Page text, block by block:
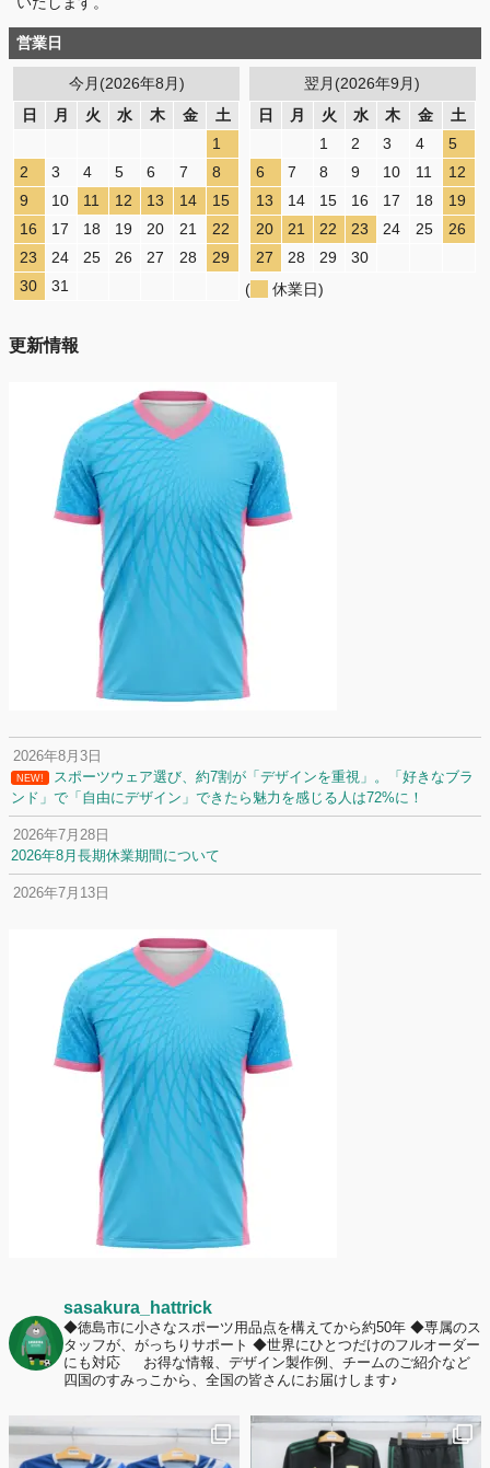
営業日
今月(2026年8月)
日
月 火 水 木 金
土
1
2
3 4 5 6 7
8
9
10 11 12 13 14
15
16
17 18 19 20 21
22
23
24 25 26 27 28
29
30
31
翌月(2026年9月)
日
月 火 水 木 金
土
1
2 3 4
5
6
7 8 9 10 11
12
13
14 15 16 17 18
19
20
21 22 23 24 25
26
27
28 29
30
(
休業日)
更新情報
2026年8月3日
NEW!
スポーツウェア選び、約7割が「デザインを重視」。「好きなブラ
ンド」で「自由にデザイン」できたら魅力を感じる人は72%に！
2026年7月28日
2026年8月長期休業期間について
2026年7月13日
名前入りユニフォームで子どもの自信が「プラスになった」と感じた保
護者は約67%！「やや高いと感じたが納得して購入した」と価値を実感
する声も32.7%に！
2026年6月15日
応援ユニフォーム、約53％が「会場に一体感があってよい」と回答。チ
ームへの愛情が伝わる応援スタイルとは？
sasakura_hattrick
◆徳島市に小さなスポーツ用品点を構えてから約50年 ◆専属のス
タッフが、がっちりサポート ◆世界にひとつだけのフルオーダー
にも対応
お得な情報、デザイン製作例、チームのご紹介など
四国のすみっこから、全国の皆さんにお届けします♪